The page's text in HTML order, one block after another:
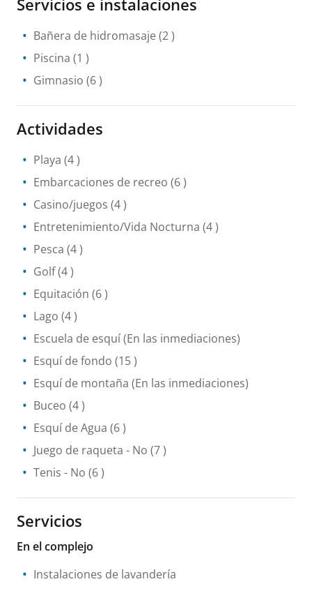
Servicios e instalaciones
Bañera de hidromasaje (2 )
Piscina (1 )
Gimnasio (6 )
Actividades
Playa (4 )
Embarcaciones de recreo (6 )
Casino/juegos (4 )
Entretenimiento/Vida Nocturna (4 )
Pesca (4 )
Golf(4 )
Equitación (6 )
Lago (4 )
Escuela de esquí(En las inmediaciones)
Esquí de fondo (15 )
Esquí de montaña (En las inmediaciones)
Buceo (4 )
Esquí de Agua (6 )
Juego de raqueta - No (7 )
Tenis - No (6 )
Servicios
En el complejo
Instalaciones de lavandería